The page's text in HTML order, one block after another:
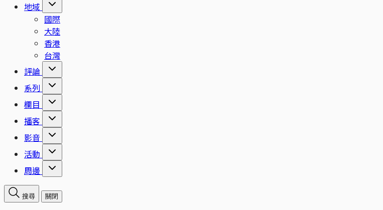
地域
國際
大陸
香港
台灣
評論
系列
欄目
播客
影音
活動
周邊
搜尋 關閉